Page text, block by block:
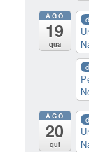
AGO
19
qua
AGO
20
qui